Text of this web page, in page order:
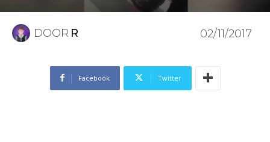
DOOR R 02/11/2017
Facebook Twitter